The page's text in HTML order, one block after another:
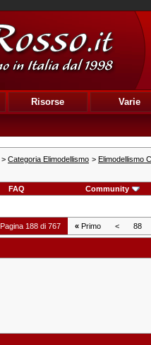
Risorse Varie
> Categoria Elimodellismo > Elimodellismo
FAQ Community
Pagina 188 di 767 « Primo < 88